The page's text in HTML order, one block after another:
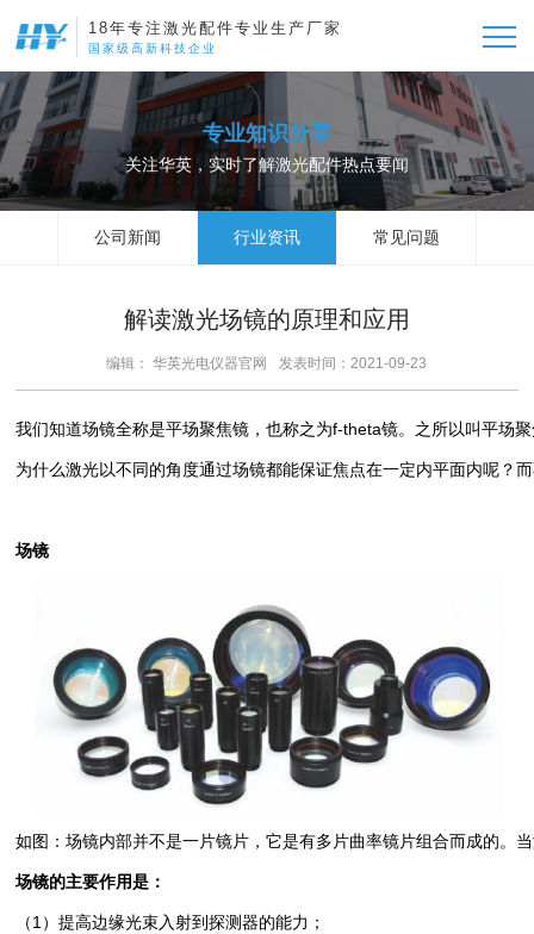
18年专注激光配件专业生产厂家
国家级高新科技企业
专业知识分享
关注华英，实时了解激光配件热点要闻
公司新闻 行业资讯 常见问题
解读激光场镜的原理和应用
编辑： 华英光电仪器官网 发表时间：2021-09-23
我们知道场镜全称是平场聚焦镜，也称之为f-theta镜。之所以叫平场
为什么激光以不同的角度通过场镜都能保证焦点在一定内平面内呢？
场镜
如图：场镜内部并不是一片镜片，它是有多片曲率镜片组合而成的。
场镜的主要作用是：
（1）提高边缘光束入射到探测器的能力；